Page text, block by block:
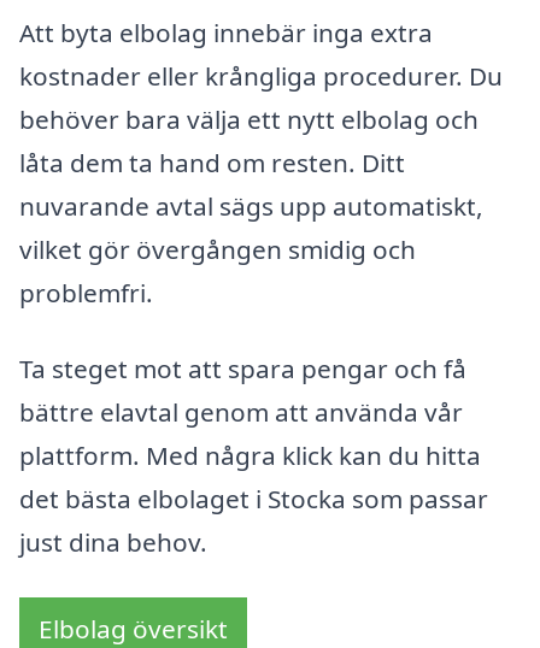
Att byta elbolag innebär inga extra
kostnader eller krångliga procedurer. Du
behöver bara välja ett nytt elbolag och
låta dem ta hand om resten. Ditt
nuvarande avtal sägs upp automatiskt,
vilket gör övergången smidig och
problemfri.
Ta steget mot att spara pengar och få
bättre elavtal genom att använda vår
plattform. Med några klick kan du hitta
det bästa elbolaget i Stocka som passar
just dina behov.
Elbolag översikt